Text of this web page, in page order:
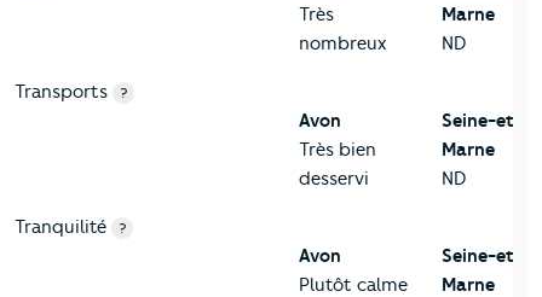
Très
nombreux
Marne
ND
Transports ?
Avon
Très bien
desservi
Seine-et-
Marne
ND
Tranquilité ?
Avon
Plutôt calme
Seine-et-
Marne